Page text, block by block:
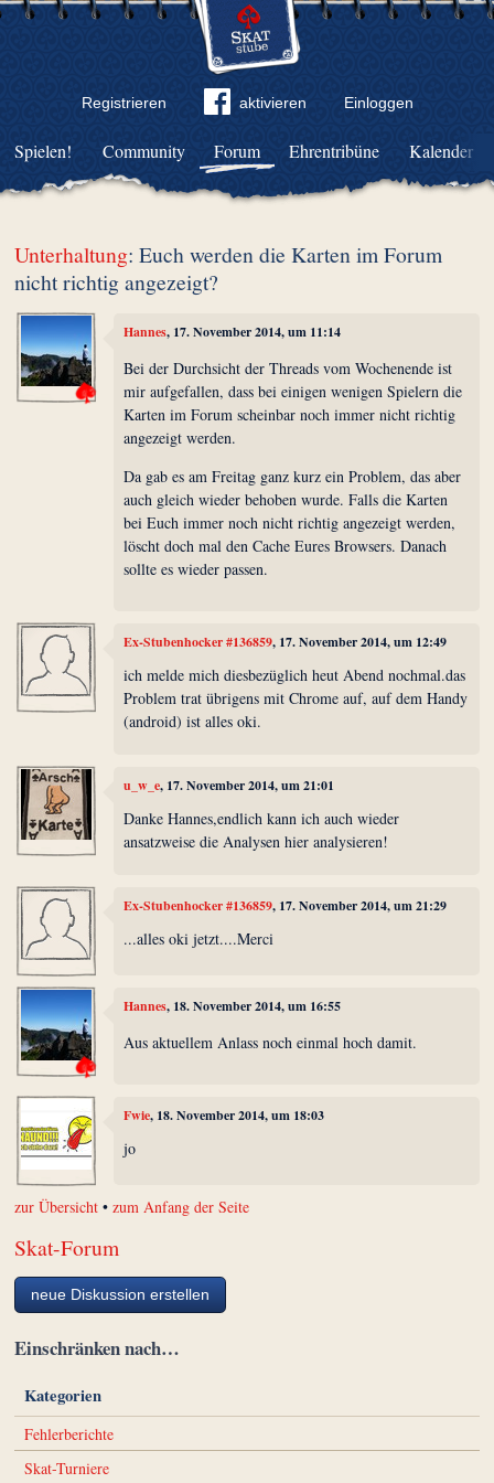
Registrieren aktivieren Einloggen
Community Forum Ehrentribüne Kalender
Spielen!
Unterhaltung: Euch werden die Karten im Forum
nicht richtig angezeigt?
Hannes, 17. November 2014, um 11:14
Bei der Durchsicht der Threads vom Wochenende ist
mir aufgefallen, dass bei einigen wenigen Spielern die
Karten im Forum scheinbar noch immer nicht richtig
angezeigt werden.
Da gab es am Freitag ganz kurz ein Problem, das aber
auch gleich wieder behoben wurde. Falls die Karten
bei Euch immer noch nicht richtig angezeigt werden,
löscht doch mal den Cache Eures Browsers. Danach
sollte es wieder passen.
Ex-Stubenhocker #136859, 17. November 2014, um 12:49
ich melde mich diesbezüglich heut Abend nochmal.das
Problem trat übrigens mit Chrome auf, auf dem Handy
(android) ist alles oki.
u_w_e, 17. November 2014, um 21:01
Danke Hannes,endlich kann ich auch wieder
ansatzweise die Analysen hier analysieren!
Ex-Stubenhocker #136859, 17. November 2014, um 21:29
...alles oki jetzt....Merci
Hannes, 18. November 2014, um 16:55
Aus aktuellem Anlass noch einmal hoch damit.
Fwie, 18. November 2014, um 18:03
jo
zur Übersicht •zum Anfang der Seite
Skat-Forum
neue Diskussion erstellen
Einschränken nach…
Kategorien
Fehlerberichte
Skat-Turniere